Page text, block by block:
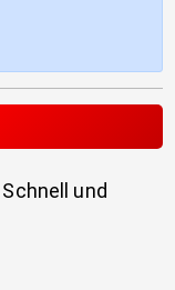
und